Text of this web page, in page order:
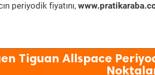
periyodik fiyatını,
Tiguan Allspace